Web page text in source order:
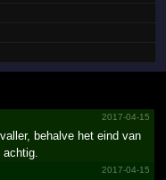
2017-04-15
behalve het eind van
achtig.
2017-04-15